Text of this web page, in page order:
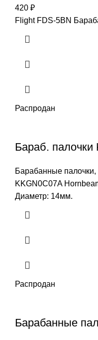
420 ₽
Flight FDS-5BN
Распродан
Бараб. палочки
Барабанные палочки,
KKGN0C07A
Диаметр: 14мм.
Распродан
Барабанные